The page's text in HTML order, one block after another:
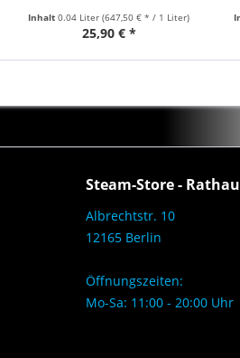
Inhalt0.04 Liter(647,50 € * / 1 Liter)
25,90 € *
Steam-Store -
Albrechtstr. 10
12165 Berlin
Öffnungszeiten:
Mo-Sa: 11:00 - 20:00 Uhr